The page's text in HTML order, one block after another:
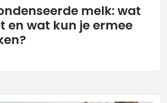
melk: wat
en wat kun je ermee